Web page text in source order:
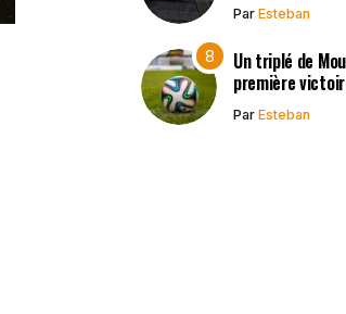
Par Esteban
Un triplé de
première
Par Esteban